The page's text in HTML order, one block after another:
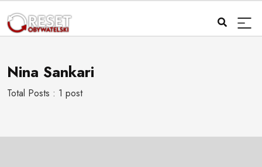
Nina Sankari
Total Posts : 1 post